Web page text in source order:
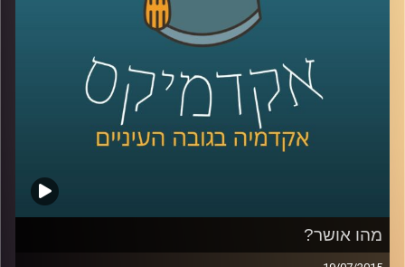
שונים בתכלית מאופן אוצרותן המקובל של
תערוכות, דבר שיצר תוצר אוצרותי שונה ומרתק.
לכו לבקר!
AudioVersity
מהו אושר?